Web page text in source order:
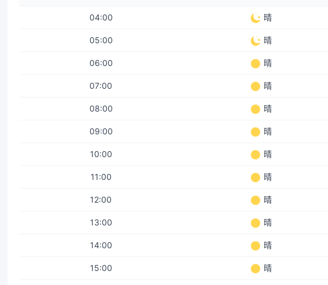
04:00 晴
05:00 晴
06:00 晴
07:00 晴
08:00 晴
09:00 晴
10:00 晴
11:00 晴
12:00 晴
13:00 晴
14:00 晴
15:00 晴